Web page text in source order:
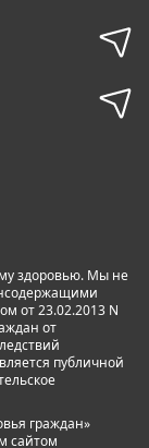
здоровью. Мы не
от 23.02.2013 N
от
публичной
граждан»
сайтом